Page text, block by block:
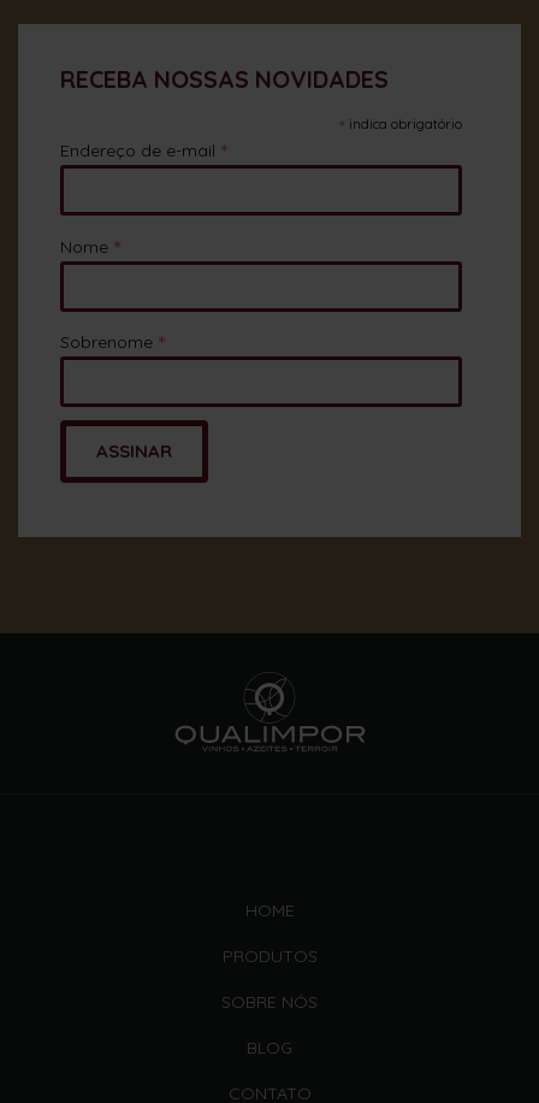
RECEBA NOSSAS NOVIDADES
* indica obrigatório
Endereço de e-mail *
Nome *
Sobrenome *
HOME
PRODUTOS
SOBRE NÓS
BLOG
CONTATO